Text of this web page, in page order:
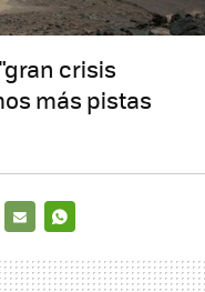
crisis
más pistas
MAIL